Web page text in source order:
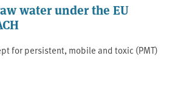
water under the EU
for persistent, mobile and toxic (PMT)